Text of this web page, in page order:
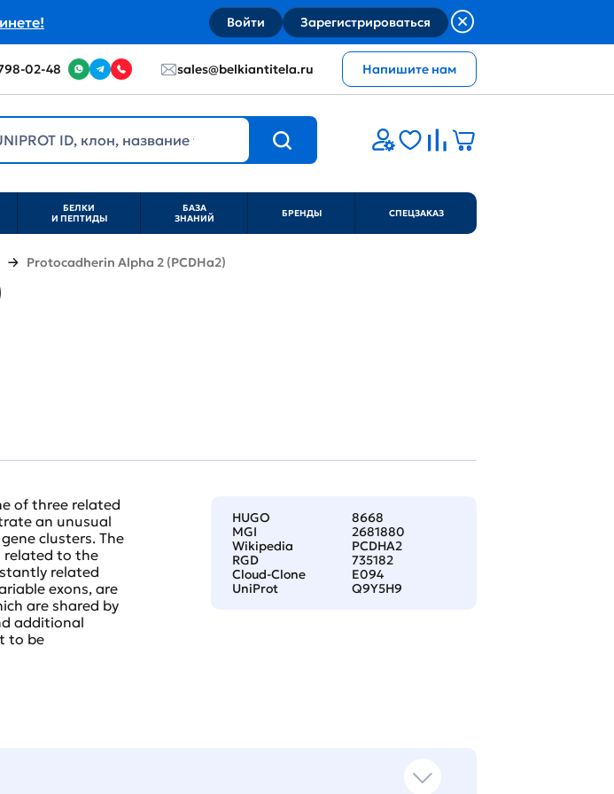
Войти Зарегистрироваться
02-48 sales@belkiantitela.ru Напишите нам
БЕЛКИ
И ПЕПТИДЫ
БАЗА
ЗНАНИЙ
БРЕНДЫ СПЕЦЗАКАЗ
Protocadherin Alpha 2 (PCDHa2)
HUGO
8668
MGI
2681880
Wikipedia
PCDHA2
RGD
735182
Cloud-Clone
E094
UniProt
Q9Y5H9
of three related
an unusual
clusters. The
related to the
related
exons, are
are shared by
additional
to be